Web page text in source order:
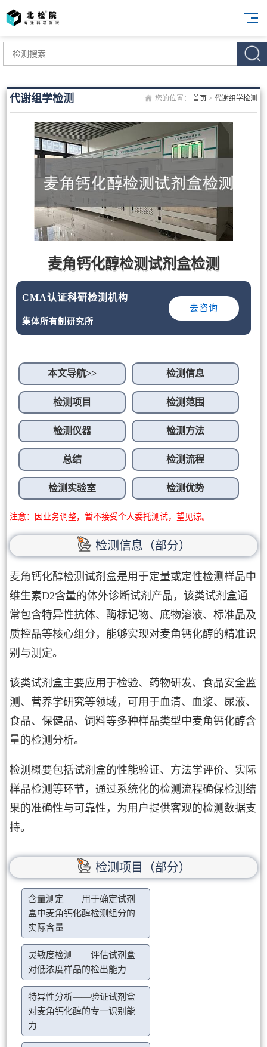
您的位置： 首页 > 代谢组学检测
代谢组学检测
麦角钙化醇检测试剂盒检测
CMA认证科研检测机构
集体所有制研究所
去咨询
本文导航>> 检测信息
检测项目 检测范围
检测仪器 检测方法
总结 检测流程
检测实验室 检测优势
注意：因业务调整，暂不接受个人委托测试，望见谅。
检测信息（部分）
麦角钙化醇检测试剂盒是用于定量或定性检测样品中
维生素D2含量的体外诊断试剂产品，该类试剂盒通
常包含特异性抗体、酶标记物、底物溶液、标准品及
质控品等核心组分，能够实现对麦角钙化醇的精准识
别与测定。
该类试剂盒主要应用于检验、药物研发、食品安全监
测、营养学研究等领域，可用于血清、血浆、尿液、
食品、保健品、饲料等多种样品类型中麦角钙化醇含
量的检测分析。
检测概要包括试剂盒的性能验证、方法学评价、实际
样品检测等环节，通过系统化的检测流程确保检测结
果的准确性与可靠性，为用户提供客观的检测数据支
持。
检测项目（部分）
含量测定——用于确定试剂
盒中麦角钙化醇检测组分的
实际含量
灵敏度检测——评估试剂盒
对低浓度样品的检出能力
特异性分析——验证试剂盒
对麦角钙化醇的专一识别能
力